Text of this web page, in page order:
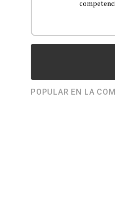
POPULAR EN LA